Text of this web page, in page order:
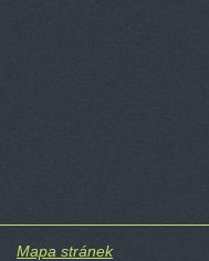
Mapa stránek